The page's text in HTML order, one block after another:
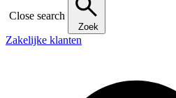
Close search
Zoek
Zakelijke klanten